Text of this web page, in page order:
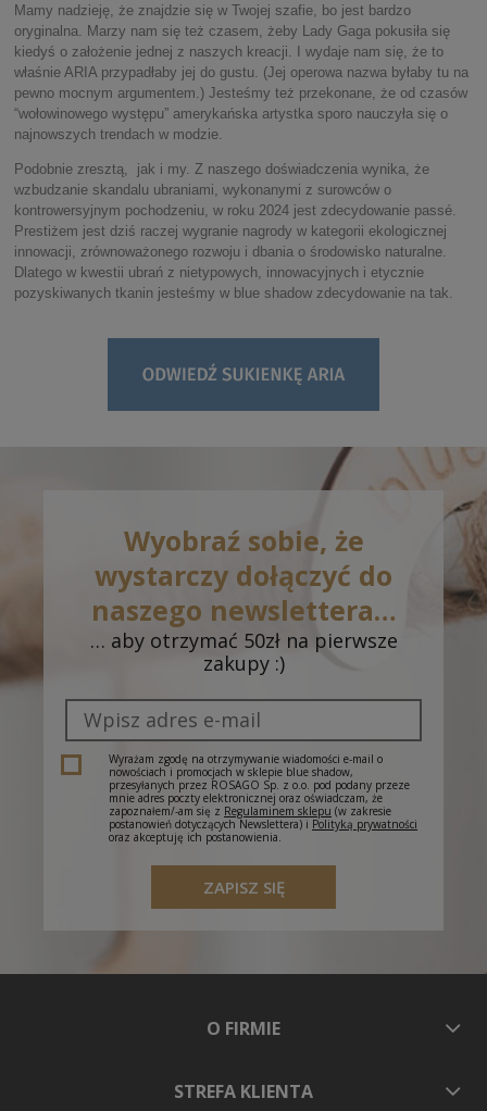
Mamy nadzieję, że znajdzie się w Twojej szafie, bo jest bardzo
oryginalna. Marzy nam się też czasem, żeby Lady Gaga pokusiła się
kiedyś o założenie jednej z naszych kreacji. I wydaje nam się, że to
właśnie ARIA przypadłaby jej do gustu. (Jej operowa nazwa byłaby tu na
pewno mocnym argumentem.) Jesteśmy też przekonane, że od czasów
“wołowinowego występu” amerykańska artystka sporo nauczyła się o
najnowszych trendach w modzie.
Podobnie zresztą, jak i my. Z naszego doświadczenia wynika, że
wzbudzanie skandalu ubraniami, wykonanymi z surowców o
kontrowersyjnym pochodzeniu, w roku 2024 jest zdecydowanie passé.
Prestiżem jest dziś raczej wygranie nagrody w kategorii ekologicznej
innowacji, zrównoważonego rozwoju i dbania o środowisko naturalne.
Dlatego w kwestii ubrań z nietypowych, innowacyjnych i etycznie
pozyskiwanych tkanin jesteśmy w blue shadow zdecydowanie na tak.
Wyobraź sobie, że
wystarczy dołączyć do
naszego newslettera…
… aby otrzymać 50zł na pierwsze
zakupy :)
Wyrażam zgodę na otrzymywanie wiadomości e-mail o
nowościach i promocjach w sklepie blue shadow,
przesyłanych przez ROSAGO Sp. z o.o. pod podany przeze
mnie adres poczty elektronicznej oraz oświadczam, że
zapoznałem/-am się z Regulaminem sklepu (w zakresie
postanowień dotyczących Newslettera) i Polityką prywatności
oraz akceptuję ich postanowienia.
ZAPISZ SIĘ
O FIRMIE
STREFA KLIENTA